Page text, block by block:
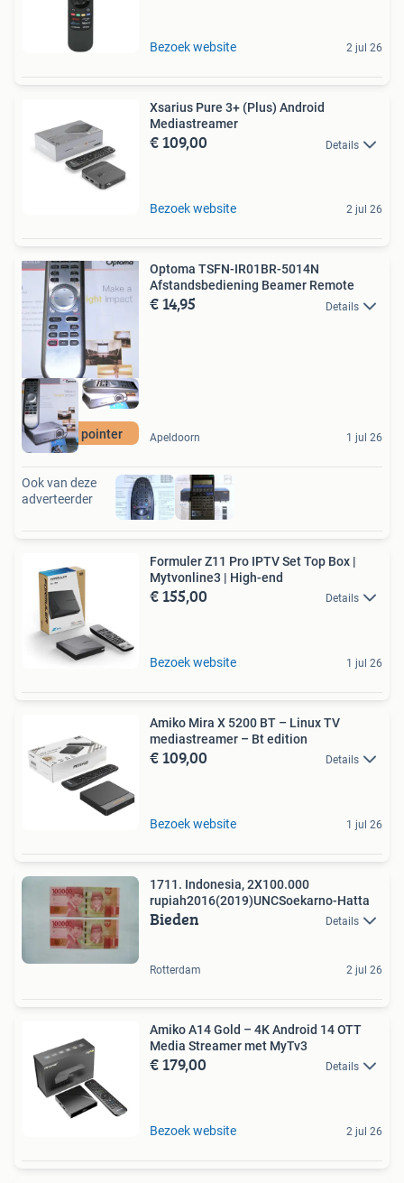
Bezoek website 2 jul 26
Xsarius Pure 3+ (Plus) Android
Mediastreamer
€ 109,00 Details
Bezoek website 2 jul 26
+Laser pointer
Optoma TSFN-IR01BR-5014N
Afstandsbediening Beamer Remote
€ 14,95 Details
Apeldoorn 1 jul 26
Ook van deze
adverteerder
Formuler Z11 Pro IPTV Set Top Box |
Mytvonline3 | High-end
€ 155,00 Details
Bezoek website 1 jul 26
Amiko Mira X 5200 BT – Linux TV
mediastreamer – Bt edition
€ 109,00 Details
Bezoek website 1 jul 26
1711. Indonesia, 2X100.000
rupiah2016(2019)UNCSoekarno-Hatta
Bieden Details
Rotterdam 2 jul 26
Amiko A14 Gold – 4K Android 14 OTT
Media Streamer met MyTv3
€ 179,00 Details
Bezoek website 2 jul 26